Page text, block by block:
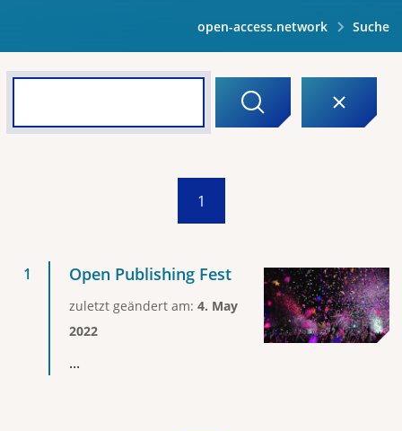
open-access.network Suche
1
Open Publishing Fest
zuletzt geändert am: 4. May
2022
...